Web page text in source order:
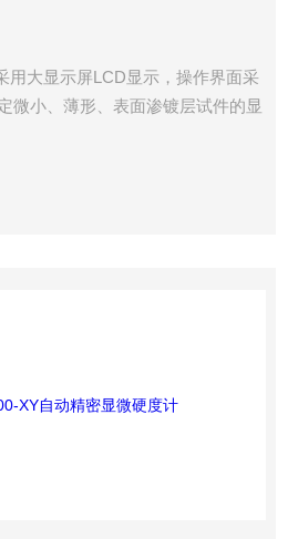
用大显示屏LCD显示，操作界面采
微小、薄形、表面渗镀层试件的显